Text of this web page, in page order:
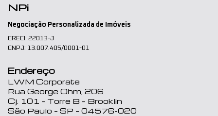
NPi
Negociação Personalizada de Imóveis
CRECI: 22013-J
CNPJ: 13.007.405/0001-01
Endereço
LWM Corporate
Rua George Ohm, 206
Cj. 101 – Torre B – Brooklin
São Paulo – SP – 04576-020